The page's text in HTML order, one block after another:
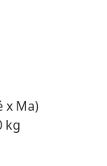
x Ma)
kg